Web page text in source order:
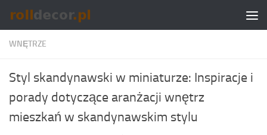
Skip to content
WNĘTRZE
Styl skandynawski w miniaturze: Inspiracje i
porady dotyczące aranżacji wnętrz
mieszkań w skandynawskim stylu